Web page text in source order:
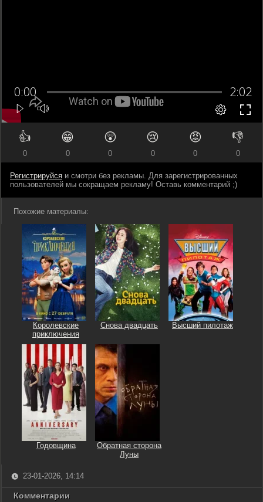
👍
0
😁
0
😲
0
😢
0
😡
0
👎
0
Регистрируйся и смотри без рекламы. Для зарегистрированных
пользователей мы сокращаем рекламу! Оставь комментарий ;)
Похожие материалы:
Королевские
приключения
Снова двадцать Высший пилотаж
Годовщина
Обратная сторона
Луны
23-01-2026, 14:14
Комментарии